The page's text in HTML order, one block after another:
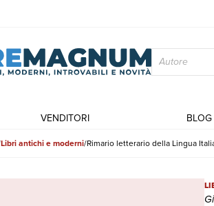
VENDITORI BLOG
Libri antichi e moderni Rimario letterario della Lingua